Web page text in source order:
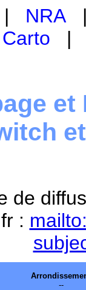
NRA
Carto
et
de
:
--